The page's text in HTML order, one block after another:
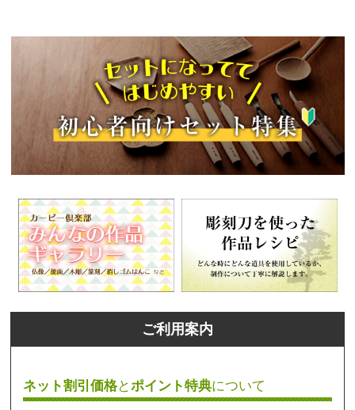
ご利用案内
ネット割引価格とポイント特典について